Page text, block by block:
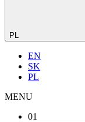
PL
EN
SK
PL
MENU
01